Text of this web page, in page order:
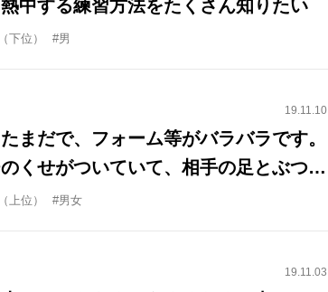
中する練習方法をたくさん知りたい
下位） #男
19.11.10
まだで、フォーム等がバラバラです。
くせがついていて、相手の足とぶつか
足)でスペースに運ぶ等指導していま
上位） #男女
19.11.03